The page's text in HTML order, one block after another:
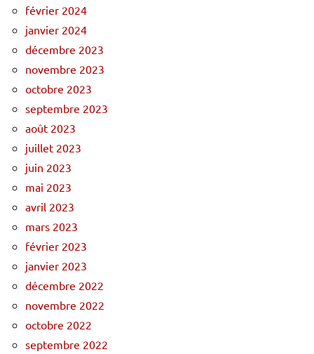
février 2024
janvier 2024
décembre 2023
novembre 2023
octobre 2023
septembre 2023
août 2023
juillet 2023
juin 2023
mai 2023
avril 2023
mars 2023
février 2023
janvier 2023
décembre 2022
novembre 2022
octobre 2022
septembre 2022